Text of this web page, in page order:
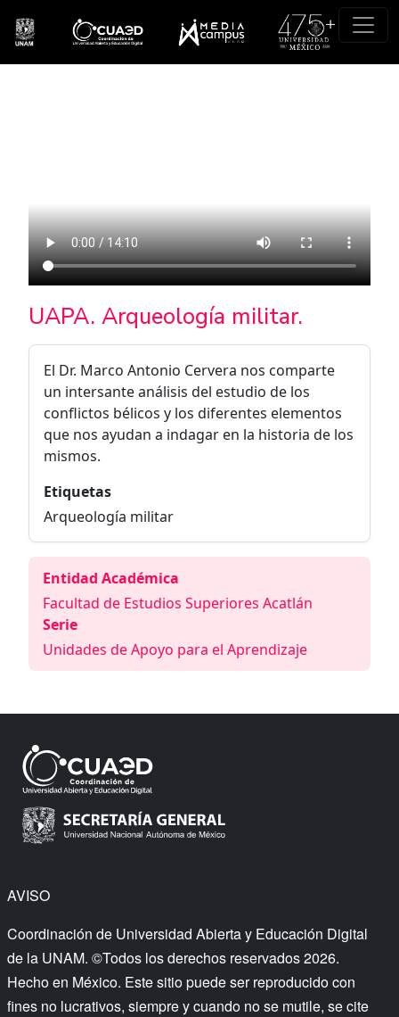
UAPA. Arqueología militar.
El Dr. Marco Antonio Cervera nos comparte
un intersante análisis del estudio de los
conflictos bélicos y los diferentes elementos
que nos ayudan a indagar en la historia de los
mismos.
Etiquetas
Arqueología militar
Entidad Académica
Facultad de Estudios Superiores Acatlán
Serie
Unidades de Apoyo para el Aprendizaje
AVISO
Coordinación de Universidad Abierta y Educación Digital
de la UNAM. ©Todos los derechos reservados 2026.
Hecho en México. Este sitio puede ser reproducido con
fines no lucrativos, siempre y cuando no se mutile, se cite